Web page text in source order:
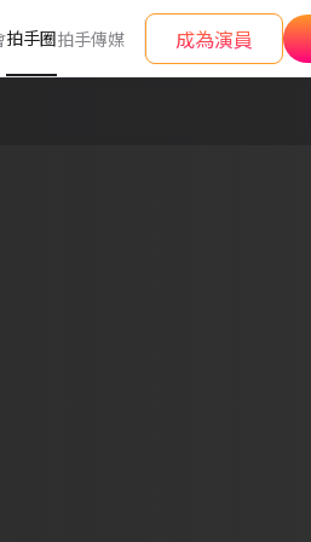
拍手圈拍手傳媒 成為演員